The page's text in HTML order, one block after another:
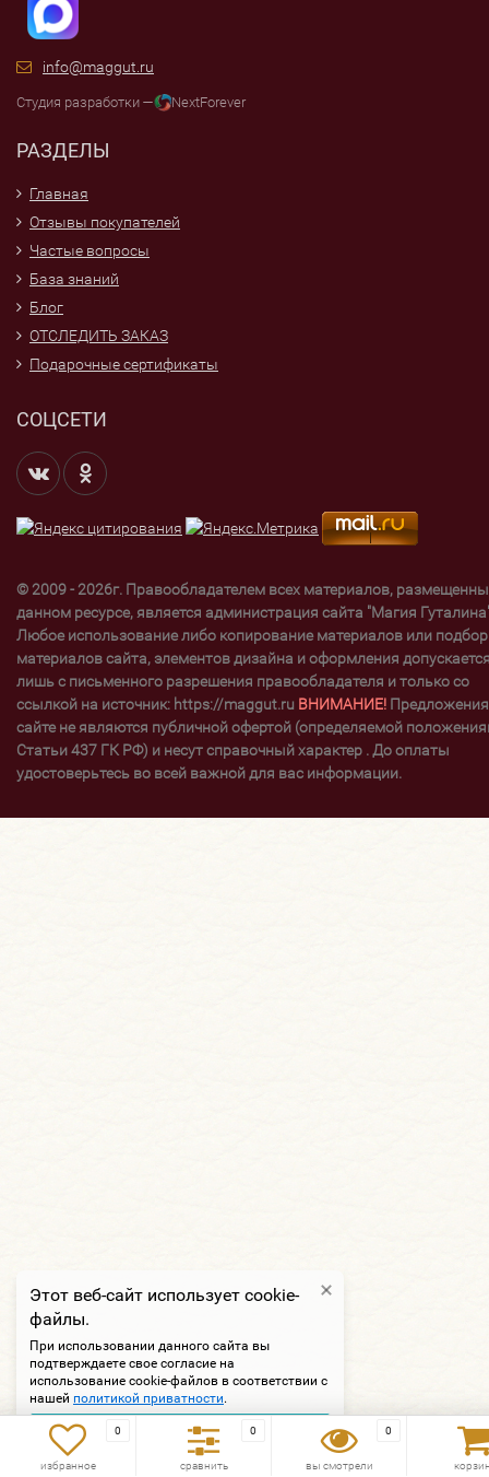
Этот веб-сайт использует cookie-
файлы.
При использовании данного сайта вы
подтверждаете свое согласие на
использование cookie-файлов в соответствии с
нашей политикой приватности.
Подтверждаю
info@maggut.ru
Студия разработки — NextForever
РАЗДЕЛЫ
Главная
Отзывы покупателей
Частые вопросы
База знаний
Блог
ОТСЛЕДИТЬ ЗАКАЗ
Подарочные сертификаты
СОЦСЕТИ
© 2009 - 2026г. Правообладателем всех материалов,
данном ресурсе, является администрация сайта "Магия
Любое использование либо копирование материалов или
материалов сайта, элементов дизайна и оформления
лишь с письменного разрешения правообладателя и только со
ссылкой на источник: https://maggut.ru ВНИМАНИЕ!
сайте не являются публичной офертой (определяемой
Статьи 437 ГК РФ) и несут справочный характер . До оплаты
удостоверьтесь во всей важной для вас информации.
0
избранное
0
сравнить
0
вы смотрели